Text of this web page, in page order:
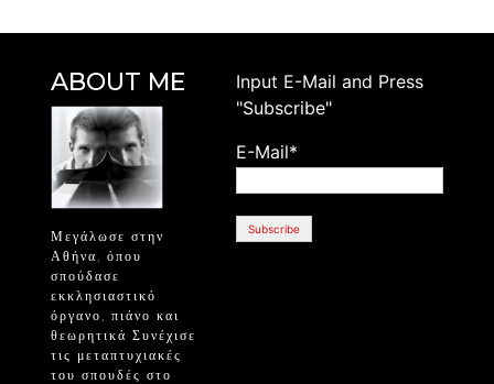
ABOUT ME
Μεγάλωσε στην
Αθήνα, όπου
σπούδασε
εκκλησιαστικό
όργανο, πιάνο και
θεωρητικά Συνέχισε
τις μεταπτυχιακές
του σπουδές στο
Ιnput E-Mail and Press
"Subscribe"
E-Mail*